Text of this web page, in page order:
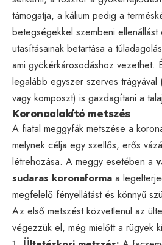
támogatja, a kálium pedig a
betegségekkel szembeni
utasításainak betartása a
ami gyökérkárosodáshoz vezethet.
legalább egyszer szerves trágyával
vagy komposzt) is gazdagítani a
Koronaalakító metszés
A fiatal meggyfák metszése a
melynek célja egy szellős, erős
létrehozása. A meggy esetében a
sudaras koronaforma a
megfelelő fényellátást és könnyű
Az első metszést közvetlenül az
végezzük el, még mielőtt a rügyek